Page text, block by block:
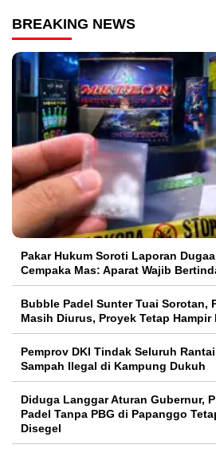
BREAKING NEWS
Pakar Hukum Soroti Laporan
Cempaka Mas: Aparat Wajib
Bubble Padel Sunter Tuai Sorotan,
Masih Diurus, Proyek Tetap Hampir
Pemprov DKI Tindak Seluruh
Sampah Ilegal di Kampung Dukuh
Diduga Langgar Aturan Gubernur,
Padel Tanpa PBG di Papanggo
Disegel